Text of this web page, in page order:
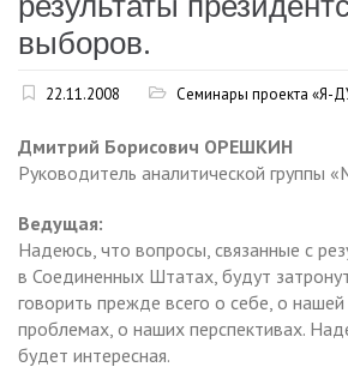
выборов.
22.11.2008 Семинары проекта «Я-
Дмитрий Борисович ОРЕШКИН
Руководитель аналитической группы
Ведущая:
Надеюсь, что вопросы, связанные с
в Соединенных Штатах, будут
говорить прежде всего о себе, о
проблемах, о наших перспективах.
будет интересная.